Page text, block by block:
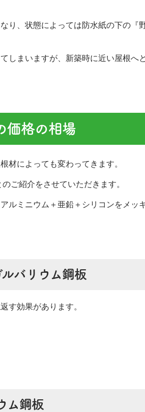
り、状態によっては防水紙の下の『
しまいますが、新築時に近い屋根へ
価格の相場
材によっても変わってきます。
ご紹介をさせていただきます。
ルミニウム＋亜鉛＋シリコンをメッ
バリウム鋼板
す効果があります。
ム鋼板